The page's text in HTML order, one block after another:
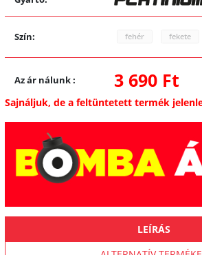
Szín: fehér fekete
Az ár nálunk: 3 690 Ft
Sajnáljuk, de a feltüntetett termék
LEÍRÁS